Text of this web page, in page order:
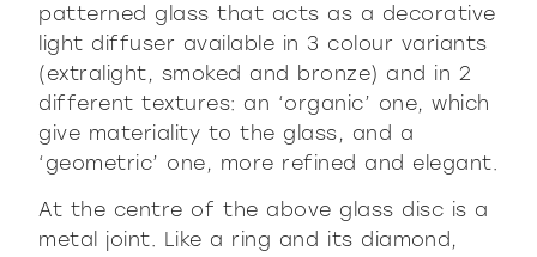
patterned glass that acts as a decorative
light diffuser available in 3 colour variants
(extralight, smoked and bronze) and in 2
different textures: an ‘organic’ one, which
give materiality to the glass, and a
‘geometric’ one, more refined and elegant.
At the centre of the above glass disc is a
metal joint. Like a ring and its diamond,